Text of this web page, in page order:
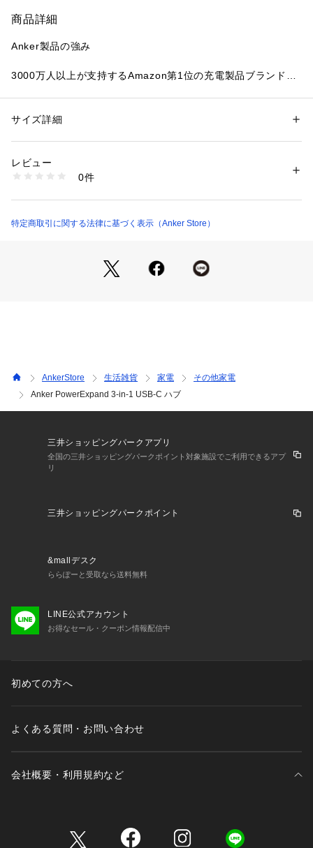
商品詳細
Anker製品の強み
3000万人以上が支持するAmazon第1位の充電製品ブランドを
3つのポートを1つに
たパススルー急速充電、HDMI接続、高速データ転送が可能で
製品仕様
サイズ
約75 × 38 × 16mm
・1 × データ転送用USB-A 3.0 ポート (最大5Gbps) ※充電や
映像出力に非対応
への給電は90Wになります。データ転送や映像出力に非対応
性別：レディース
商品番号：
A8339 （ショップ）
サイズ詳細
レビュー
0件
特定商取引に関する法律に基づく表示（Anker Store）
AnkerStore 生活雑貨 家電
その他家電
Anker PowerExpand 3-in-1 USB-C ハブ
三井ショッピングパークアプリ
全国の三井ショッピングパークポイント対象施設でご利用できるアプ
リ
三井ショッピングパークポイント
&mallデスク
ららぽーと受取なら送料無料
LINE公式アカウント
お得なセール・クーポン情報配信中
初めての方へ
よくある質問・お問い合わせ
会社概要・利用規約など